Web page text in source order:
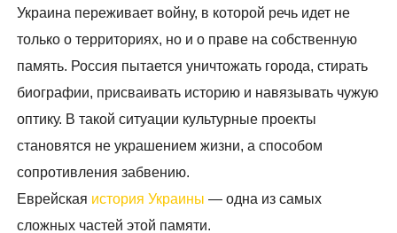
Украина переживает войну, в которой речь идет не
только о территориях, но и о праве на собственную
память. Россия пытается уничтожать города, стирать
биографии, присваивать историю и навязывать чужую
оптику. В такой ситуации культурные проекты
становятся не украшением жизни, а способом
сопротивления забвению.
Еврейская история Украины — одна из самых
сложных частей этой памяти.